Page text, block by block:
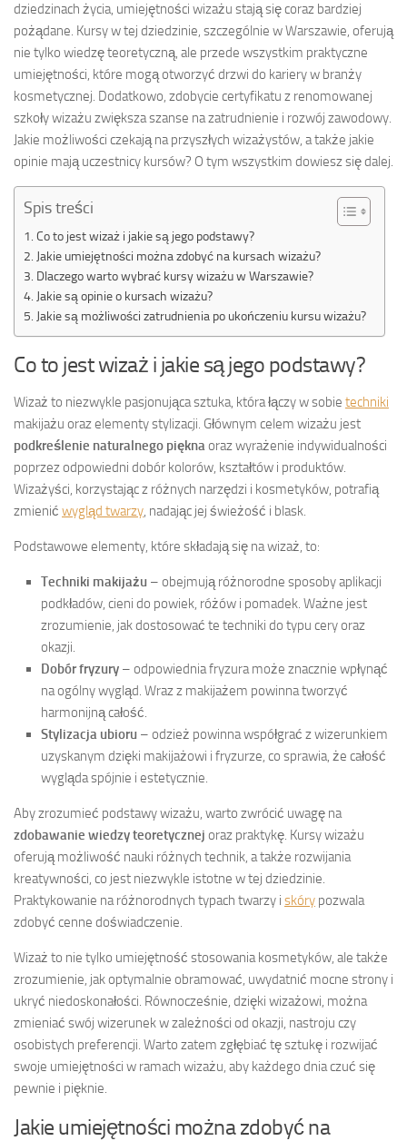
dziedzinach życia, umiejętności wizażu stają się coraz bardziej
pożądane. Kursy w tej dziedzinie, szczególnie w Warszawie, oferują
nie tylko wiedzę teoretyczną, ale przede wszystkim praktyczne
umiejętności, które mogą otworzyć drzwi do kariery w branży
kosmetycznej. Dodatkowo, zdobycie certyfikatu z renomowanej
szkoły wizażu zwiększa szanse na zatrudnienie i rozwój zawodowy.
Jakie możliwości czekają na przyszłych wizażystów, a także jakie
opinie mają uczestnicy kursów? O tym wszystkim dowiesz się dalej.
Spis treści
Co to jest wizaż i jakie są jego podstawy?
Jakie umiejętności można zdobyć na kursach wizażu?
Dlaczego warto wybrać kursy wizażu w Warszawie?
Jakie są opinie o kursach wizażu?
Jakie są możliwości zatrudnienia po ukończeniu kursu wizażu?
Co to jest wizaż i jakie są jego podstawy?
Wizaż to niezwykle pasjonująca sztuka, która łączy w sobie techniki
makijażu oraz elementy stylizacji. Głównym celem wizażu jest
podkreślenie naturalnego pięknaoraz wyrażenie indywidualności
poprzez odpowiedni dobór kolorów, kształtów i produktów.
Wizażyści, korzystając z różnych narzędzi i kosmetyków, potrafią
zmienić wygląd twarzy, nadając jej świeżość i blask.
Podstawowe elementy, które składają się na wizaż, to:
Techniki makijażu – obejmują różnorodne sposoby aplikacji
podkładów, cieni do powiek, różów i pomadek. Ważne jest
zrozumienie, jak dostosować te techniki do typu cery oraz
okazji.
Dobór fryzury – odpowiednia fryzura może znacznie wpłynąć
na ogólny wygląd. Wraz z makijażem powinna tworzyć
harmonijną całość.
Stylizacja ubioru – odzież powinna współgrać z wizerunkiem
uzyskanym dzięki makijażowi i fryzurze, co sprawia, że całość
wygląda spójnie i estetycznie.
Aby zrozumieć podstawy wizażu, warto zwrócić uwagę na
zdobawanie wiedzy teoretycznej oraz praktykę. Kursy wizażu
oferują możliwość nauki różnych technik, a także rozwijania
kreatywności, co jest niezwykle istotne w tej dziedzinie.
Praktykowanie na różnorodnych typach twarzy i skóry pozwala
zdobyć cenne doświadczenie.
Wizaż to nie tylko umiejętność stosowania kosmetyków, ale także
zrozumienie, jak optymalnie obramować, uwydatnić mocne strony i
ukryć niedoskonałości. Równocześnie, dzięki wizażowi, można
zmieniać swój wizerunek w zależności od okazji, nastroju czy
osobistych preferencji. Warto zatem zgłębiać tę sztukę i rozwijać
swoje umiejętności w ramach wizażu, aby każdego dnia czuć się
pewnie i pięknie.
Jakie umiejętności można zdobyć na